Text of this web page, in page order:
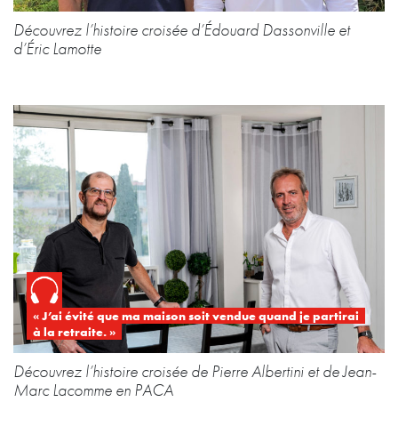
Découvrez l’histoire croisée d’Édouard Dassonville et
d’Éric Lamotte
« J’ai évité que ma maison soit vendue quand je partirai
à la retraite. »
Découvrez l’histoire croisée de Pierre Albertini et de Jean-
Marc Lacomme en PACA